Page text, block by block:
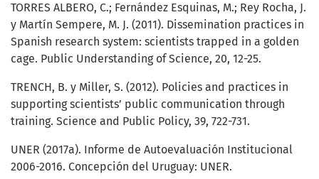
TORRES ALBERO, C.; Fernández Esquinas, M.; Rey Rocha, J.
y Martín Sempere, M. J. (2011). Dissemination practices in
Spanish research system: scientists trapped in a golden
cage. Public Understanding of Science, 20, 12-25.
TRENCH, B. y Miller, S. (2012). Policies and practices in
supporting scientists’ public communication through
training. Science and Public Policy, 39, 722-731.
UNER (2017a). Informe de Autoevaluación Institucional
2006-2016. Concepción del Uruguay: UNER.